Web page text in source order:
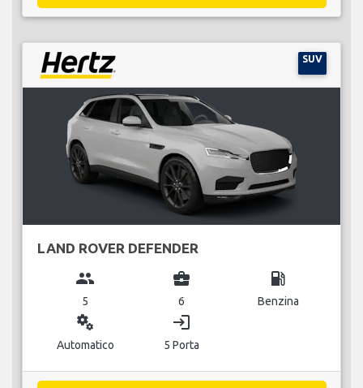
SUV
LAND ROVER DEFENDER
group
5
business_center
6
local_gas_station
Benzina
miscellaneous_services
Automatico
login
5 Porta